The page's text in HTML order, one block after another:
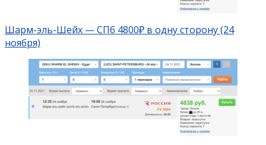
Шарм-эль-Шейх — СПб 4800₽ в одну сторону (24
ноября)